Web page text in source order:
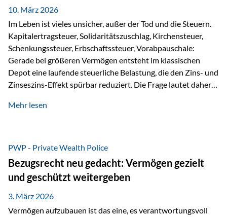
Webinare nun für die…
10. März 2026
Im Leben ist vieles unsicher, außer der Tod und die Steuern.
Kapitalertragsteuer, Solidaritätszuschlag, Kirchensteuer,
Schenkungssteuer, Erbschaftssteuer, Vorabpauschale:
Gerade bei größeren Vermögen entsteht im klassischen
Depot eine laufende steuerliche Belastung, die den Zins- und
Zinseszins-Effekt spürbar reduziert. Die Frage lautet daher:
nicht laufend Kapital entziehen – sondern möglichst lange im
Privatdepot fallen an: Abgeltungssteuer Fondsbesteuerung
(Vorabpauschale, Teilfreistellung) Kein steuerlicher Abzug
der Vermögensverwaltungs-Gebühren /
Depotbankgebühren Jährliches Steuerreporting erforderlich
Zinsen, Dividenden und Kursgewinne werden laufend
besteuert.
Mehr lesen
PWP - Private Wealth Police
Bezugsrecht neu gedacht: Vermögen gezielt
und geschützt weitergeben
3. März 2026
Vermögen aufzubauen ist das eine, es verantwortungsvoll